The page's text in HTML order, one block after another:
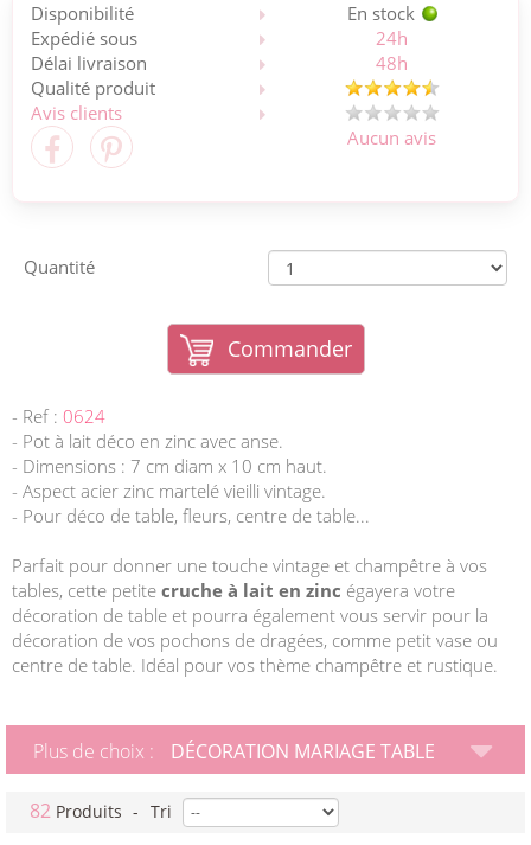
Disponibilité
En stock
Expédié sous
24h
Délai livraison
48h
Qualité produit
Avis clients
Aucun avis
Quantité
Commander
- Ref : 0624
- Pot à lait déco en zinc avec anse.
- Dimensions : 7 cm diam x 10 cm haut.
- Aspect acier zinc martelé vieilli vintage.
- Pour déco de table, fleurs, centre de table...
Parfait pour donner une touche vintage et champêtre à vos
tables, cette petite cruche à lait en zinc égayera votre
décoration de table et pourra également vous servir pour la
décoration de vos pochons de dragées, comme petit vase ou
centre de table. Idéal pour vos thème champêtre et rustique.
Plus de choix : DÉCORATION MARIAGE TABLE
82 Produits - Tri